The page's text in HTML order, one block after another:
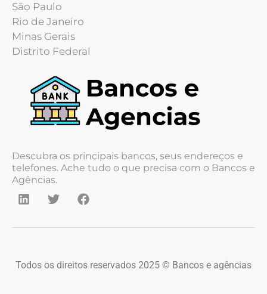
São Paulo
Rio de Janeiro
Minas Gerais
Distrito Federal
Descubra os principais bancos, seus endereços e
telefones. Ache tudo o que precisa com o Bancos e
Agências.
Todos os direitos reservados 2025 © Bancos e agências